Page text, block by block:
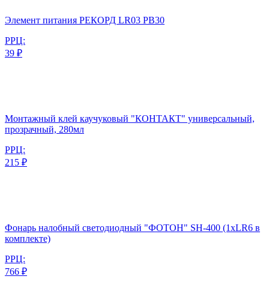
Элемент питания РЕКОРД LR03 PB30
РРЦ:
39 ₽
Монтажный клей каучуковый "КОНТАКТ" универсальный,
прозрачный, 280мл
РРЦ:
215 ₽
Фонарь налобный светодиодный "ФОТОН" SH-400 (1хLR6 в
комплекте)
РРЦ:
766 ₽